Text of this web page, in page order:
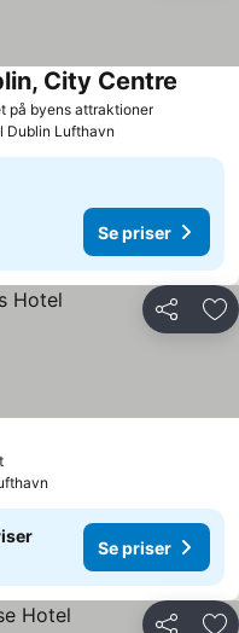
på byens attraktioner
City Centre
Dublin Lufthavn
Se priser
Del
Se priser